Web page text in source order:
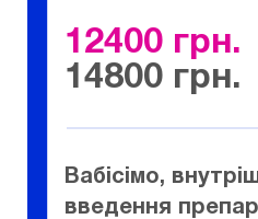
14800
12400
Вабісімо,
введення